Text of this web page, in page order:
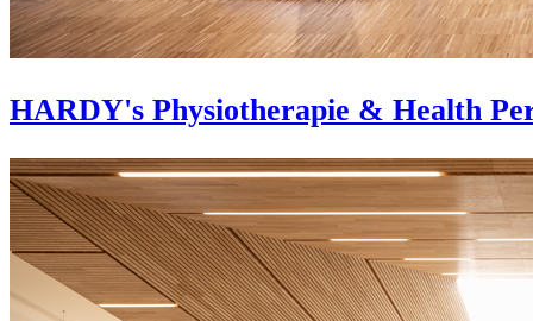
HARDY's Physiotherapie & Health